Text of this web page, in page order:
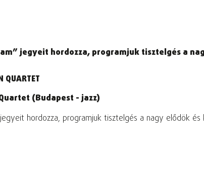
jegyeit hordozza, programjuk tisztelgés a
QUARTET
(Budapest - jazz)
jegyeit hordozza, programjuk tisztelgés a nagy elődök